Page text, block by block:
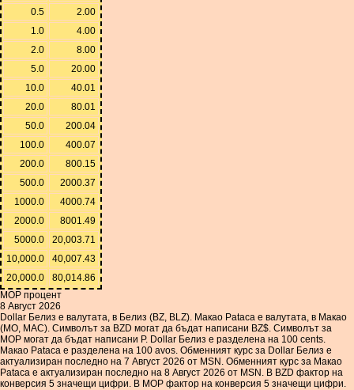
0.5
2.00
1.0
4.00
2.0
8.00
5.0
20.00
10.0
40.01
20.0
80.01
50.0
200.04
100.0
400.07
200.0
800.15
500.0
2000.37
1000.0
4000.74
2000.0
8001.49
5000.0
20,003.71
10,000.0
40,007.43
20,000.0
80,014.86
MOP процент
8 Август 2026
Dollar Белиз е валутата, в Белиз (BZ, BLZ). Макао Pataca е валутата, в Макао
(MO, MAC). Символът за BZD могат да бъдат написани BZ$. Символът за
MOP могат да бъдат написани P. Dollar Белиз е разделена на 100 cents.
Макао Pataca е разделена на 100 avos. Обменният курс за Dollar Белиз е
актуализиран последно на 7 Август 2026 от MSN. Обменният курс за Макао
Pataca е актуализиран последно на 8 Август 2026 от MSN. В BZD фактор на
конверсия 5 значещи цифри. В MOP фактор на конверсия 5 значещи цифри.